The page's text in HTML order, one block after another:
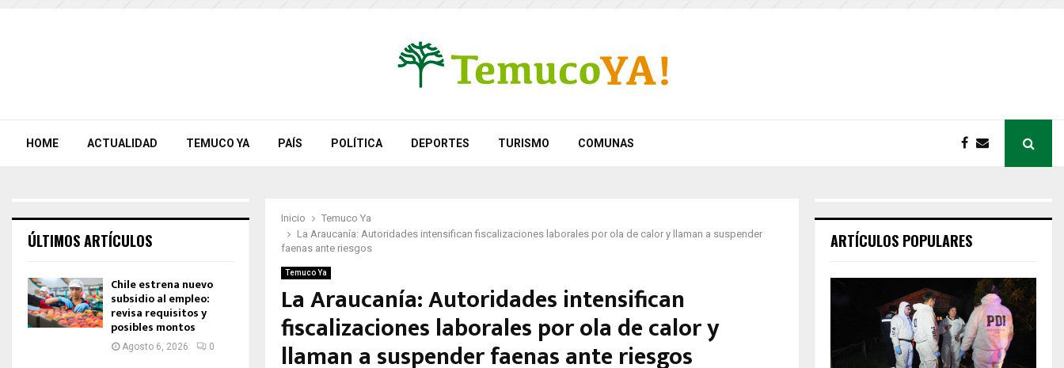
HOME ACTUALIDAD TEMUCO YA PAÍS POLÍTICA DEPORTES TURISMO COMUNAS
Inicio
Temuco Ya
La Araucanía: Autoridades intensifican fiscalizaciones laborales por ola de calor y llaman a suspender
faenas ante riesgos
Temuco Ya
La Araucanía: Autoridades intensifican
fiscalizaciones laborales por ola de calor y
llaman a suspender faenas ante riesgos
ÚLTIMOS ARTÍCULOS
Chile estrena nuevo
subsidio al empleo:
revisa requisitos y
posibles montos
Agosto 6, 2026 0
ARTÍCULOS POPULARES